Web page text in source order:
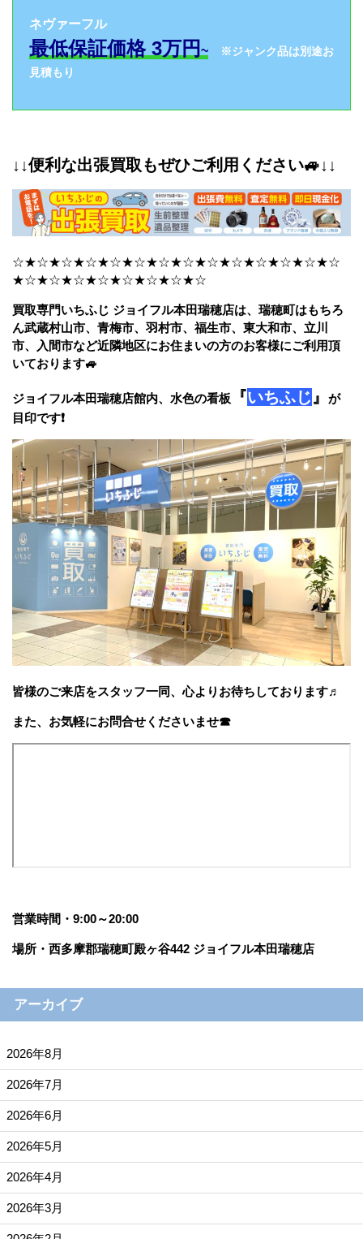
ネヴァーフル
最低保証価格 3万円 ~
※ジャンク品は別途お
見積もり
↓↓便利な出張買取もぜひご利用ください🚙↓↓
☆★☆★☆★☆★☆★☆★☆★☆★☆★☆★☆★☆★☆★☆
★☆★☆★☆★☆★☆★☆★☆★☆
買取専門いちふじ ジョイフル本田瑞穂店は、瑞穂町はもちろ
ん武蔵村山市、青梅市、羽村市、福生市、東大和市、立川
市、入間市など近隣地区にお住まいの方のお客様にご利用頂
いております🚙
ジョイフル本田瑞穂店館内、水色の看板 『いちふじ』
が
目印です❗
皆様のご来店をスタッフ一同、心よりお待ちしております♬
また、お気軽にお問合せくださいませ☎
営業時間・9:00～20:00
場所・西多摩郡瑞穂町殿ヶ谷442 ジョイフル本田瑞穂店
アーカイブ
2026年8月
2026年7月
2026年6月
2026年5月
2026年4月
2026年3月